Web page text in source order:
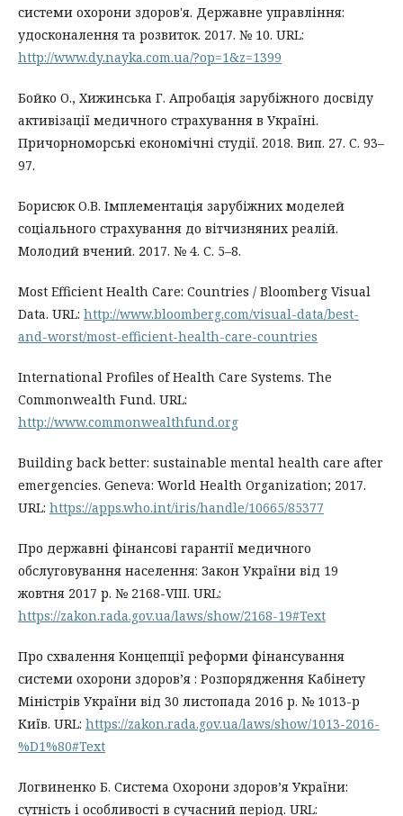
системи охорони здоров'я. Державне управління:
удосконалення та розвиток. 2017. № 10. URL:
http://www.dy.nayka.com.ua/?op=1&z=1399
Бойко О., Хижинська Г. Апробація зарубіжного досвіду
активізації медичного страхування в Україні.
Причорноморські економічні студії. 2018. Вип. 27. С. 93–
97.
Борисюк О.В. Імплементація зарубіжних моделей
соціального страхування до вітчизняних реалій.
Молодий вчений. 2017. № 4. С. 5–8.
Most Efficient Health Care: Countries / Bloomberg Visual
Data. URL: http://www.bloomberg.com/visual-data/best-
and-worst/most-efficient-health-care-countries
International Profiles of Health Care Systems. The
Commonwealth Fund. URL:
http://www.commonwealthfund.org
Building back better: sustainable mental health care after
emergencies. Geneva: World Health Organization; 2017.
URL: https://apps.who.int/iris/handle/10665/85377
Про державні фінансові гарантії медичного
обслуговування населення: Закон України від 19
жовтня 2017 р. № 2168-VIII. URL:
https://zakon.rada.gov.ua/laws/show/2168-19#Text
Про схвалення Концепції реформи фінансування
системи охорони здоров’я : Розпорядження Кабінету
Міністрів України від 30 листопада 2016 р. № 1013-р
Київ. URL: https://zakon.rada.gov.ua/laws/show/1013-2016-
%D1%80#Text
Логвиненко Б. Система Охорони здоров’я України:
сутність і особливості в сучасний період. URL: